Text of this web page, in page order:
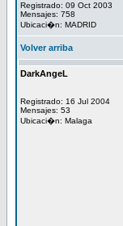
Registrado: 09 Oct 2003
Mensajes: 758
Ubicaci�n: MADRID
Volver arriba
DarkAngeL
Registrado: 16 Jul 2004
Mensajes: 53
Ubicaci�n: Malaga